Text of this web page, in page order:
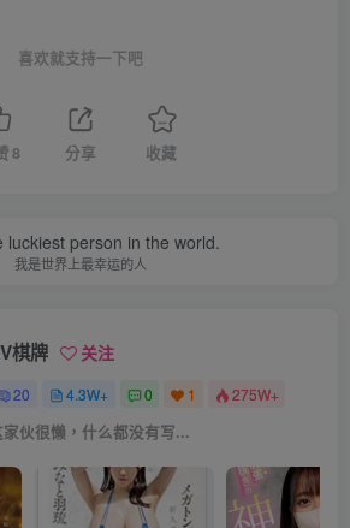
喜欢就支持一下吧
8 分享 收藏
luckiest person in the world.
我是世界上最幸运的人
棋牌 关注
20 4.3W+ 0 1 275W+
家伙很懒，什么都没有写...